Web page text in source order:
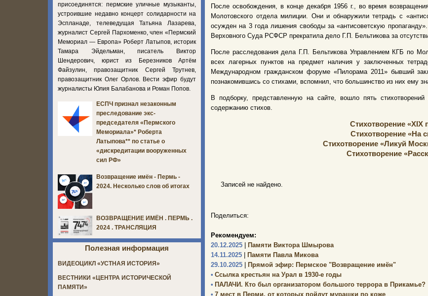
После освобождения, в конце декабря 1956 г., во время
Молотовского отдела милиции. Они и обнаружили тетрадь с
осужден на 3 года лишения свободы за «антисоветскую
Верховного Суда РСФСР прекратила дело Г.П. Бельтикова за
После расследования дела Г.П. Бельтикова Управлением КГБ по
всех лагерных пунктов на предмет наличия у заключенных
Международном гражданском форуме «Пилорама 2011» бывший
познакомившись со стихами, вспомнил, что большинство из них ему
В подборку, представленную на сайте, вошло пять
содержанию стихов.
Стихотворение «XIX
Стихотворение «На
Стихотворение «Ликуй
Стихотворение
Записей не найдено.
Поделиться:
Рекомендуем:
20.12.2025
Памяти Виктора Шмырова
14.11.2025
Памяти Павла Микова
29.10.2025
Прямой эфир: Пермское "Возвращение имён"
• Ссылка крестьян на Урал в 1930-е годы
• ПАЛАЧИ. Кто был организатором большого террора в Прикамье?
• 7 мест в Перми, от которых пойдут мурашки по коже
присоединятся: пермские уличные музыканты,
устроившие недавно концерт солидарности на
Эспланаде, телеведущая Татьяна Лазарева,
журналист Сергей Пархоменко, член «Пермский
Мемориал — Европа» Роберт Латыпов, историк
Тамара Эйдельман, писатель Виктор
Шендерович, юрист из Березников Артём
Файзулин, правозащитник Сергей Трутнев,
правозащитник Олег Орлов. Вести эфир будут
журналисты Юлия Балабанова и Роман Попов.
ЕСПЧ признал незаконным
преследование экс-
председателя «Пермского
Мемориала»* Роберта
Латыпова** по статье о
«дискредитации вооруженных
сил РФ»
Возвращение имён - Пермь -
2024. Несколько слов об итогах
ВОЗВРАЩЕНИЕ ИМЁН . ПЕРМЬ .
2024 . ТРАНСЛЯЦИЯ
Полезная информация
ВИДЕОЦИКЛ «УСТНАЯ ИСТОРИЯ»
ВЕСТНИКИ «ЦЕНТРА ИСТОРИЧЕСКОЙ
ПАМЯТИ»